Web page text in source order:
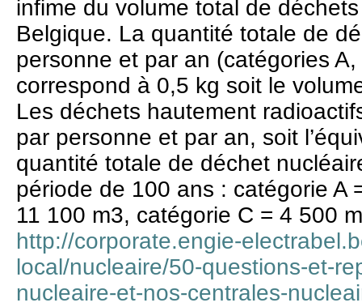
infime du volume total de
Belgique. La quantité totale de
personne et par an (catégories
correspond à 0,5 kg soit le
Les déchets hautement
par personne et par an, soit
quantité totale de déchet
période de 100 ans : catégorie A
11 100 m3, catégorie C = 4 500
http://corporate.engie-
local/nucleaire/50-questions-et-
nucleaire-et-nos-centrales-